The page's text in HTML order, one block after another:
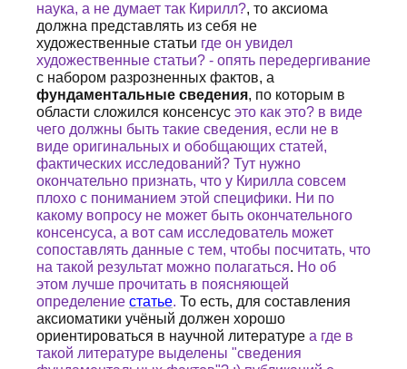
наука, а не думает так Кирилл?, то аксиома
должна представлять из себя не
художественные статьи где он увидел
художественные статьи? - опять передергивание
с набором разрозненных фактов, а
фундаментальные сведения, по которым в
области сложился консенсус это как это? в виде
чего должны быть такие сведения, если не в
виде оригинальных и обобщающих статей,
фактических исследований? Тут нужно
окончательно признать, что у Кирилла совсем
плохо с пониманием этой специфики. Ни по
какому вопросу не может быть окончательного
консенсуса, а вот сам исследователь может
сопоставлять данные с тем, чтобы посчитать, что
на такой результат можно полагаться. Но об
этом лучше прочитать в поясняющей
определение статье. То есть, для составления
аксиоматики учёный должен хорошо
ориентироваться в научной литературе а где в
такой литературе выделены "сведения